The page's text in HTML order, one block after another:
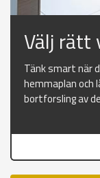
Välj rätt
Tänk smart när
hemmaplan och
bortforsling av